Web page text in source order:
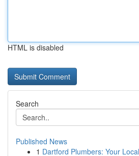
HTML is disabled
Search
Published News
1 Dartford Plumbers: Your